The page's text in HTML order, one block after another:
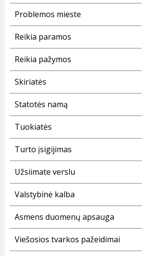
Problemos mieste
Reikia paramos
Reikia pažymos
Skiriatės
Statotės namą
Tuokiatės
Turto įsigijimas
Užsiimate verslu
Valstybinė kalba
Asmens duomenų apsauga
Viešosios tvarkos pažeidimai